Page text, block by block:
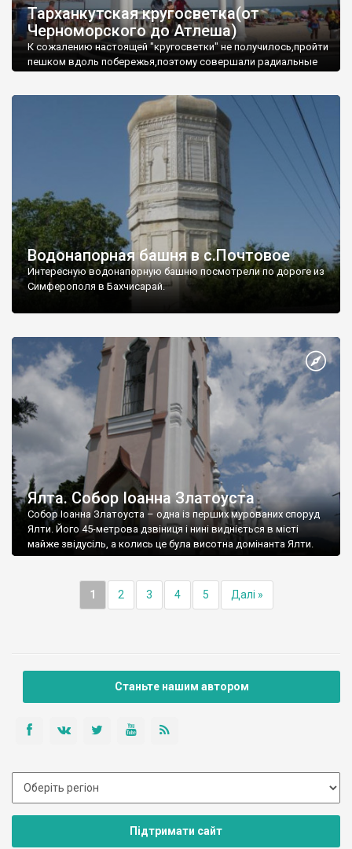
Тарханкутская кругосветка(от
Черноморского до Атлеша)
К сожалению настоящей "кругосветки" не получилось,пройти
пешком вдоль побережья,поэтому совершали радиальные
Водонапорная башня в с.Почтовое
Интересную водонапорную башню посмотрели по дороге из
Симферополя в Бахчисарай.
Ялта. Собор Іоанна Златоуста
Собор Іоанна Златоуста – одна із перших мурованих споруд
Ялти. Його 45-метрова дзвіниця і нині видніється в місті
майже звідусіль, а колись це була висотна домінанта Ялти.
1 2 3 4 5 Далі »
Станьте нашим автором
Підтримати сайт